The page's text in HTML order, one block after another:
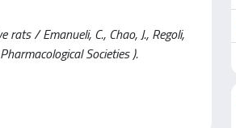
/ Emanueli, C., Chao, J., Regoli,
Societies ).